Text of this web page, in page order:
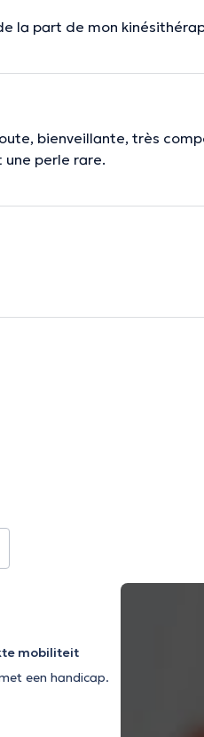
la part de mon
bienveillante, très
perle rare.
mobiliteit
een handicap.